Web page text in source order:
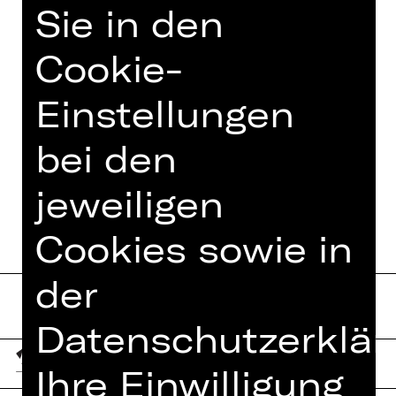
erfolgreich als Regisseur tätig.
IN DIESER SPIELZEIT
JESUS CHRIST SUPERSTAR
Sie in den
Cookie-
Einstellungen
bei den
jeweiligen
Cookies sowie in
der
Ihre Einwilligung